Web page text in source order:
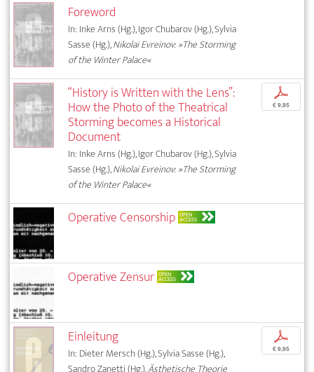
Foreword
In: Inke Arns (Hg.), Igor Chubarov (Hg.), Sylvia
Sasse (Hg.),Nikolai Evreinov: »The Storming
of the Winter Palace«
“History is Written with the Lens”:
How the Photo of the Theatrical
Storming becomes a Historical
Document
In: Inke Arns (Hg.), Igor Chubarov (Hg.), Sylvia
Sasse (Hg.),Nikolai Evreinov: »The Storming
of the Winter Palace«
p
€ 9,95
Operative Censorship OPEN
ACCESS
Operative Zensur OPEN
ACCESS
Einleitung
In: Dieter Mersch (Hg.), Sylvia Sasse (Hg.),
p
€ 9,95